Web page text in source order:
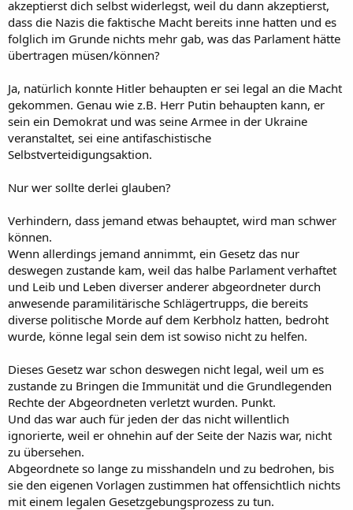
akzeptierst dich selbst widerlegst, weil du dann akzeptierst,
dass die Nazis die faktische Macht bereits inne hatten und es
folglich im Grunde nichts mehr gab, was das Parlament hätte
übertragen müsen/können?
Ja, natürlich konnte Hitler behaupten er sei legal an die Macht
gekommen. Genau wie z.B. Herr Putin behaupten kann, er
sein ein Demokrat und was seine Armee in der Ukraine
veranstaltet, sei eine antifaschistische
Selbstverteidigungsaktion.
Nur wer sollte derlei glauben?
Verhindern, dass jemand etwas behauptet, wird man schwer
können.
Wenn allerdings jemand annimmt, ein Gesetz das nur
deswegen zustande kam, weil das halbe Parlament verhaftet
und Leib und Leben diverser anderer abgeordneter durch
anwesende paramilitärische Schlägertrupps, die bereits
diverse politische Morde auf dem Kerbholz hatten, bedroht
wurde, könne legal sein dem ist sowiso nicht zu helfen.
Dieses Gesetz war schon deswegen nicht legal, weil um es
zustande zu Bringen die Immunität und die Grundlegenden
Rechte der Abgeordneten verletzt wurden. Punkt.
Und das war auch für jeden der das nicht willentlich
ignorierte, weil er ohnehin auf der Seite der Nazis war, nicht
zu übersehen.
Abgeordnete so lange zu misshandeln und zu bedrohen, bis
sie den eigenen Vorlagen zustimmen hat offensichtlich nichts
mit einem legalen Gesetzgebungsprozess zu tun.